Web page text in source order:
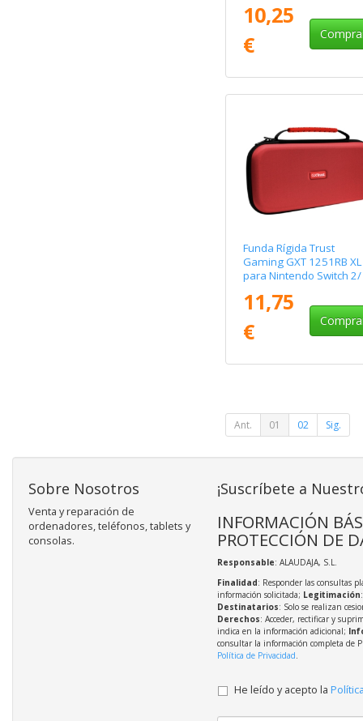
10,25
€
Funda Rígida Trust
Gaming GXT 1251RB XL
para Nintendo Switch 2/
11,75
€
Ant. 01 02 Sig.
Sobre Nosotros
Venta y reparación de
ordenadores, teléfonos, tablets y
consolas.
¡Suscríbete a
INFORMACIÓN
PROTECCIÓN DE
Responsable: ALAUDAJA, S.L.
Finalidad: Responder las consultas
información solicitada; Legitimación
Destinatarios: Solo se realizan
Derechos: Acceder, rectificar y
indica en la información adicional;
consultar la información completa de
Política de Privacidad.
He leído y acepto la